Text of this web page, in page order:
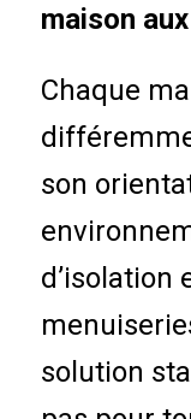
maison
Chaque
son
d’isolation
solution